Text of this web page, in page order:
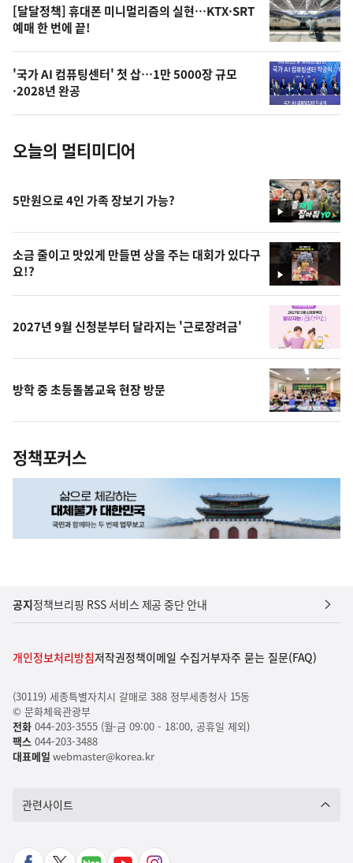
오
늘
의
사
진
[달달정책] 휴대폰 미니멀리즘의 실현…KTX·SRT
예매 한 번에 끝!
'국가 AI 컴퓨팅센터' 첫 삽…1만 5000장 규모
·2028년 완공
오늘의 멀티미디어
영
상
5만원으로 4인 가족 장보기 가능?
영
상
소금 줄이고 맛있게 만들면 상을 주는 대회가 있다구
요!?
2027년 9월 신청분부터 달라지는 '근로장려금'
방학 중 초등돌봄교육 현장 방문
정책포커스
공지정책브리핑 RSS 서비스 제공 중단 안내
개인정보처리방침저작권정책이메일 수집거부자주 묻는 질문(FAQ)
(30119) 세종특별자치시 갈매로 388 정부세종청사 15동
© 문화체육관광부
전화044-203-3555 (월-금 09:00 - 18:00, 공휴일 제외)
팩스044-203-3488
대표메일 webmaster@korea.kr
관련사이트